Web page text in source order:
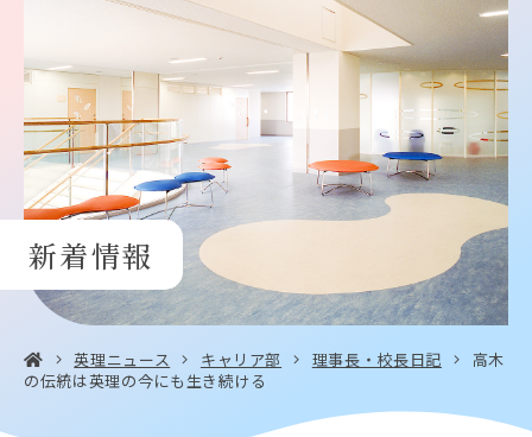
英理女子学院の教育
コース紹介
学校生活
進路・進学
受験生の方へ
新着情報
英理ニュース キャリア部 理事長・校長日記
高木
の伝統は英理の今にも生き続ける